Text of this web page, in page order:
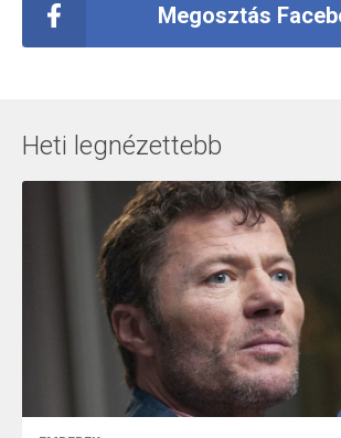
Megosztás
Heti legnézettebb